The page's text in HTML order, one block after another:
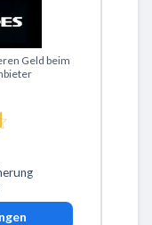
Geld beim